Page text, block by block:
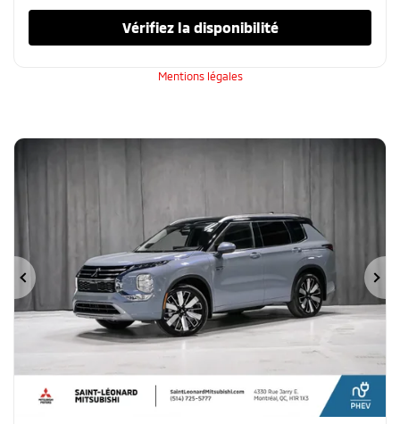
Vérifiez la disponibilité
Mentions légales
Précédent